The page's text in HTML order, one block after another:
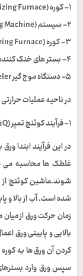
۱- کوره (ANF (Austenitizing and/or Normalizing Furnace
۲- سیستم (CQM (Continuous Quenching Machine
۳- کوره (TNF (Tempering and/or Normalizing Furnace
۴- بستر های خنک کننده
۵- دستگاه موج گیر Warm Plate Leveler
در ناحیه عملیات حرارتی ۲ فرآیند زیر انجام می شود:
۱- فرآیند کوئنچ تمپر (T&Q)
در این فرآیند ابتدا
غلطک ها محاسبه می
شوند.ماشین کوئنچ از
شده است. آب از بالا و
زمان حرکت ورق از
بالایی و پایینی ورق
کردن آن ورق ها به کوره
سپس ورق وارد